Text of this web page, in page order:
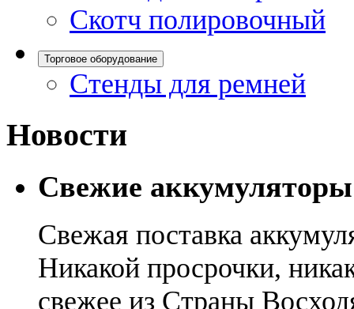
Скотч полировочный
Торговое оборудование
Стенды для ремней
Новости
Свежие
Свежая поставка
Никакой просрочки,
свежее из Страны